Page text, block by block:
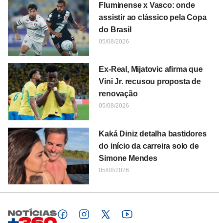
Fluminense x Vasco: onde
assistir ao clássico pela Copa
do Brasil
05/08/2026
Ex-Real, Mijatovic afirma que
Vini Jr. recusou proposta de
renovação
05/08/2026
Kaká Diniz detalha bastidores
do início da carreira solo de
Simone Mendes
05/08/2026